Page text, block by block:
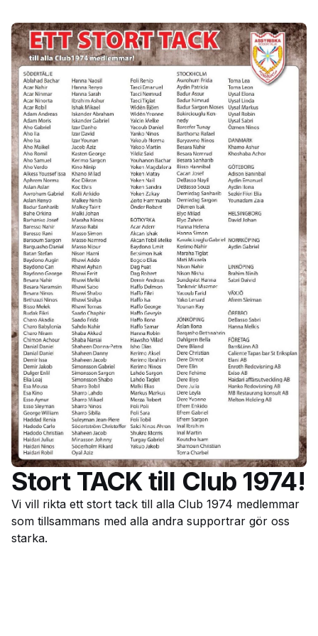
Stort TACK till Club 1974!
Vi vill rikta ett stort tack till alla Club 1974 medlemmar
som tillsammans med alla andra supportrar gör oss
starka.